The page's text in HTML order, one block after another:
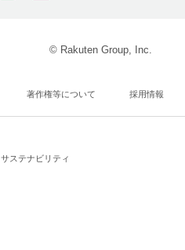
© Rakuten Group, Inc.
著作権等について 採用情報
サステナビリティ